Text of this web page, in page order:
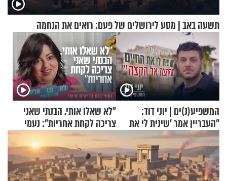
תשעה באב | מסע לירושלים של פעם: רואים את הנחמה
המשפיע(נ)ים | יוני דוד:
"העבריין אמר 'שינית לי את
החיים מהקצה אל הקצה'"
"לא שאלו אותי. הבנתי שאני
צריכה לקחת אחריות": נעמי
בנט בריאיון אישי